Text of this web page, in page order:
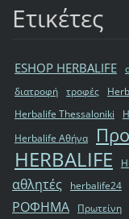
Ετικέτες
ESHOP HERBALIFE
διατροφή τροφές
Herbalife Thessaloniki
Herbalife Αθήνα
HERBALIFE
αθλητές
herbalife24
ΡΟΦΗΜΑ
Πρωτείνη